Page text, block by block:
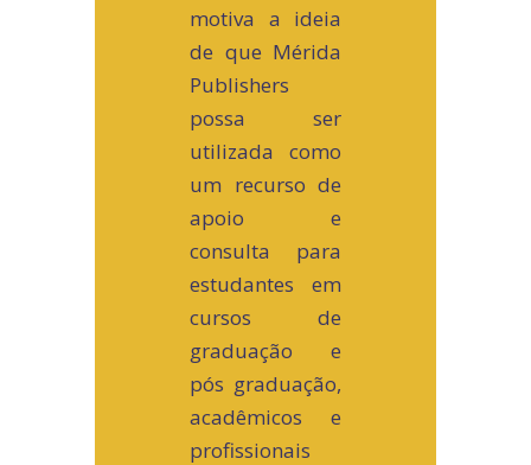
motiva a ideia
de que Mérida
Publishers
possa ser
utilizada como
um recurso de
apoio e
consulta para
estudantes em
cursos de
graduação e
pós graduação,
acadêmicos e
profissionais